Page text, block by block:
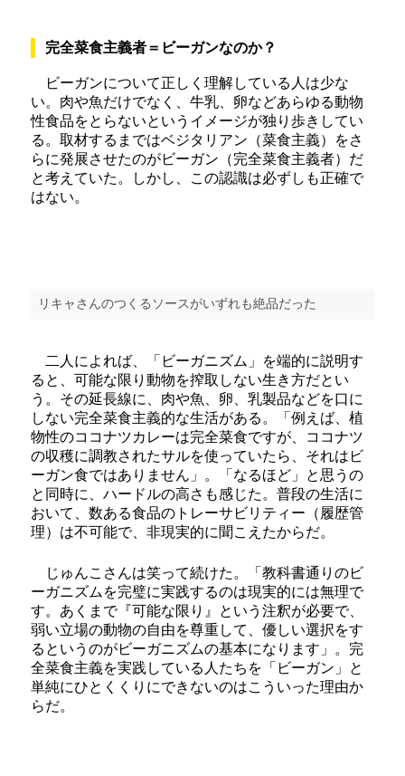
完全菜食主義者＝ビーガンなのか？
ビーガンについて正しく理解している人は少な
い。肉や魚だけでなく、牛乳、卵などあらゆる動物
性食品をとらないというイメージが独り歩きしてい
る。取材するまではベジタリアン（菜食主義）をさ
らに発展させたのがビーガン（完全菜食主義者）だ
と考えていた。しかし、この認識は必ずしも正確で
はない。
リキャさんのつくるソースがいずれも絶品だった
二人によれば、「ビーガニズム」を端的に説明す
ると、可能な限り動物を搾取しない生き方だとい
う。その延長線に、肉や魚、卵、乳製品などを口に
しない完全菜食主義的な生活がある。「例えば、植
物性のココナツカレーは完全菜食ですが、ココナツ
の収穫に調教されたサルを使っていたら、それはビ
ーガン食ではありません」。「なるほど」と思うの
と同時に、ハードルの高さも感じた。普段の生活に
おいて、数ある食品のトレーサビリティー（履歴管
理）は不可能で、非現実的に聞こえたからだ。
じゅんこさんは笑って続けた。「教科書通りのビ
ーガニズムを完璧に実践するのは現実的には無理で
す。あくまで『可能な限り』という注釈が必要で、
弱い立場の動物の自由を尊重して、優しい選択をす
るというのがビーガニズムの基本になります」。完
全菜食主義を実践している人たちを「ビーガン」と
単純にひとくくりにできないのはこういった理由か
らだ。